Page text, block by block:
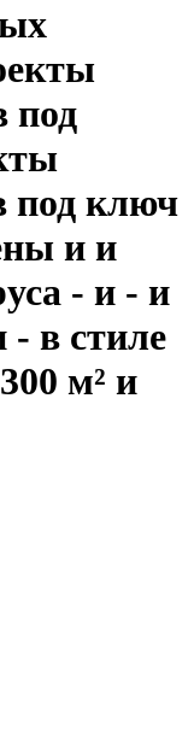
под
под ключ
и и
- и - и
- в стиле
м² и